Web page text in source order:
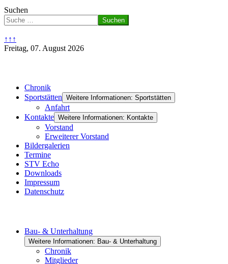
Suchen
Suchen
↑↑↑
Freitag, 07. August 2026
Chronik
Sportstätten Weitere Informationen: Sportstätten
Anfahrt
Kontakte Weitere Informationen: Kontakte
Vorstand
Erweiterer Vorstand
Bildergalerien
Termine
STV Echo
Downloads
Impressum
Datenschutz
Bau- & Unterhaltung
Weitere Informationen: Bau- & Unterhaltung
Chronik
Mitglieder